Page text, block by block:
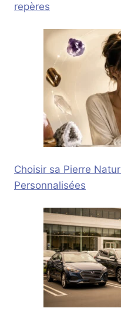
repères
Choisir sa Pierre
Personnalisées